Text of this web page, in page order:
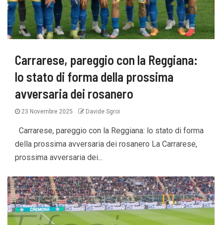
Carrarese, pareggio con la Reggiana:
lo stato di forma della prossima
avversaria dei rosanero
23 Novembre 2025 Davide Sgroi
Carrarese, pareggio con la Reggiana: lo stato di forma
della prossima avversaria dei rosanero La Carrarese,
prossima avversaria dei...